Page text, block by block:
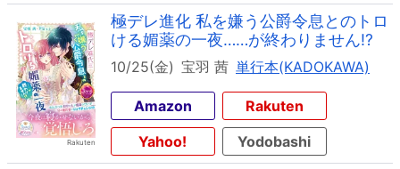
極デレ進化 私を嫌う公爵令息とのトロ
ける媚薬の一夜……が終わりません!?
10/25(金) 宝羽 茜 単行本(KADOKAWA)
Amazon
Rakuten
Yahoo!
Yodobashi